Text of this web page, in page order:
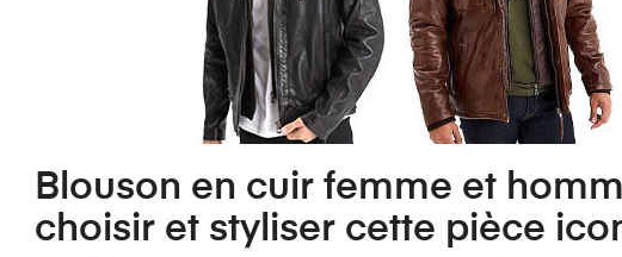
Blouson en cuir femme et
choisir et styliser cette pièce